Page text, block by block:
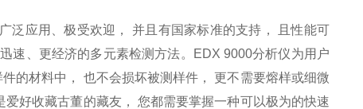
泛应用、极受欢迎， 并且有国家标准的支持， 且性能可
速、更经济的多元素检测方法。EDX 9000分析仪为用户
的材料中， 也不会损坏被测样件， 更不需要熔样或细微
好收藏古董的藏友， 您都需要掌握一种可以极为的快速